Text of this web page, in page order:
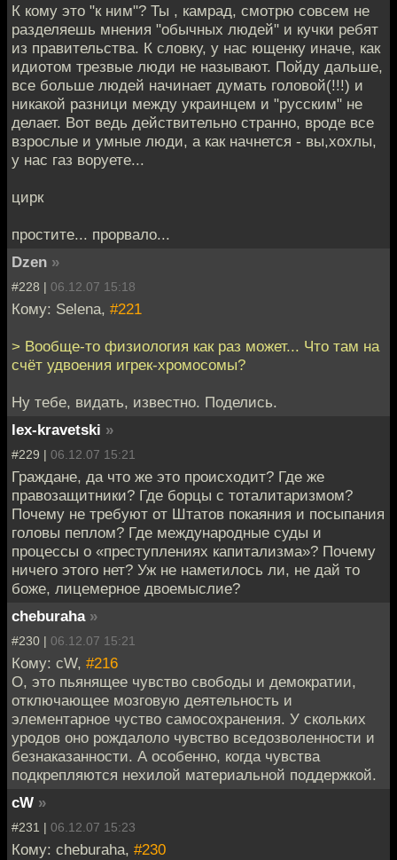
К кому это "к ним"? Ты , камрад, смотрю совсем не
разделяешь мнения "обычных людей" и кучки ребят
из правительства. К словку, у нас ющенку иначе, как
идиотом трезвые люди не называют. Пойду дальше,
все больше людей начинает думать головой(!!!) и
никакой разници между украинцем и "русским" не
делает. Вот ведь действительно странно, вроде все
взрослые и умные люди, а как начнется - вы,хохлы,
у нас газ воруете...
цирк
простите... прорвало...
Dzen »
#228 | 06.12.07 15:18
Кому: Selena, #221
> Вообще-то физиология как раз может... Что там на
счёт удвоения игрек-хромосомы?
Ну тебе, видать, известно. Поделись.
lex-kravetski »
#229 | 06.12.07 15:21
Граждане, да что же это происходит? Где же
правозащитники? Где борцы с тоталитаризмом?
Почему не требуют от Штатов покаяния и посыпания
головы пеплом? Где международные суды и
процессы о «преступлениях капитализма»? Почему
ничего этого нет? Уж не наметилось ли, не дай то
боже, лицемерное двоемыслие?
cheburaha »
#230 | 06.12.07 15:21
Кому: cW, #216
О, это пьянящее чувство свободы и демократии,
отключающее мозговую деятельность и
элементарное чуство самосохранения. У скольких
уродов оно рождалоло чувство вседозволенности и
безнаказанности. А особенно, когда чувства
подкрепляются нехилой материальной поддержкой.
cW »
#231 | 06.12.07 15:23
Кому: cheburaha, #230